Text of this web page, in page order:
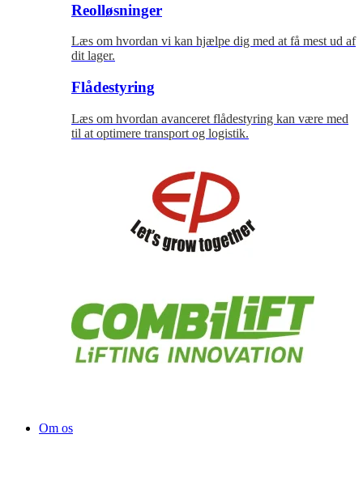
Reolløsninger
Læs om hvordan vi kan hjælpe dig med at få mest ud af
dit lager.
Flådestyring
Læs om hvordan avanceret flådestyring kan være med
til at optimere transport og logistik.
Om os